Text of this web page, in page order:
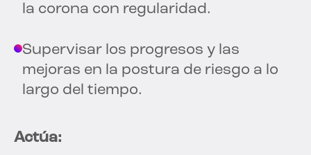
la corona con regularidad.
Supervisar los progresos y las
mejoras en la postura de riesgo a lo
largo del tiempo.
Actúa: